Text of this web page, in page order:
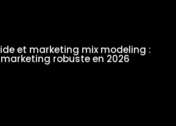
et marketing mix modeling :
robuste en 2026